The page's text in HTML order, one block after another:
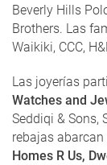
Beverly Hills
Brothers. Las
Waikiki, CCC,
Las joyerías
Watches and
Seddiqi & Sons,
rebajas
Homes R Us,